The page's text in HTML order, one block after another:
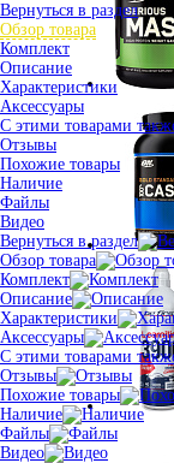
Вернуться в раздел
Обзор товара
Комплект
Описание
Характеристики
Аксессуары
С этими товарами
Отзывы
Похожие товары
Наличие
Файлы
Видео
Вернуться в раздел
Обзор товара
Комплект
Описание
Характеристики
Аксессуары
С этими товарами
Отзывы
Похожие товары
Наличие
Файлы
Видео